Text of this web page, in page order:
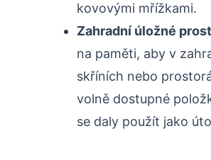
kovovými mřížkami.
Zahradní⁤ úložné
na paměti, aby⁤ v
skříních nebo
volně ​dostupné
se daly⁣ použít⁣ jako